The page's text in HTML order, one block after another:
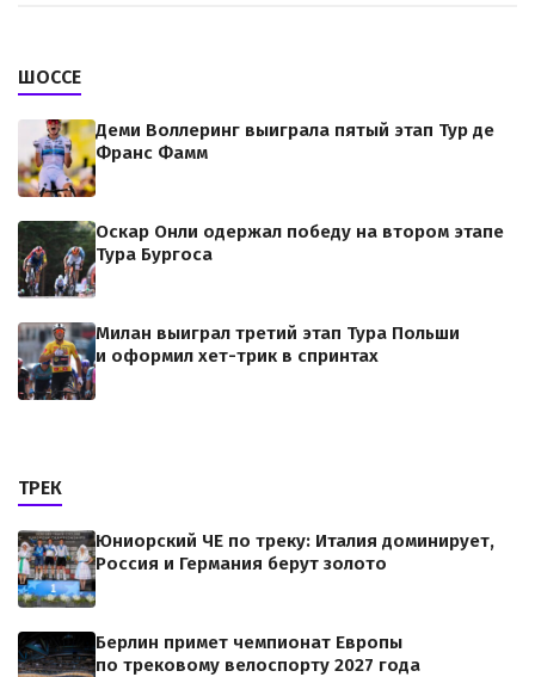
ШОССЕ
Деми Воллеринг выиграла пятый этап Тур де
Франс Фамм
Оскар Онли одержал победу на втором этапе
Тура Бургоса
Милан выиграл третий этап Тура Польши
и оформил хет-трик в спринтах
ТРЕК
Юниорский ЧЕ по треку: Италия доминирует,
Россия и Германия берут золото
Берлин примет чемпионат Европы
по трековому велоспорту 2027 года